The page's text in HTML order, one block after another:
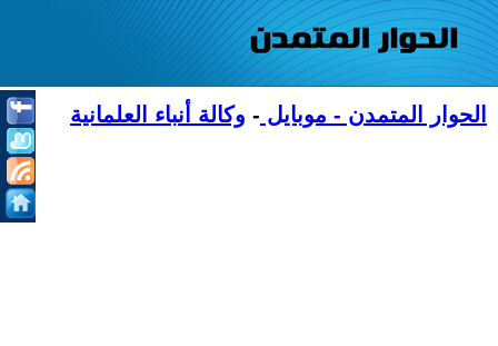
الحوار المتمدن - موبايل - وكالة أنباء العلمانية